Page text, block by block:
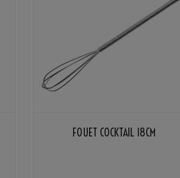
FOUET COCKTAIL 18CM